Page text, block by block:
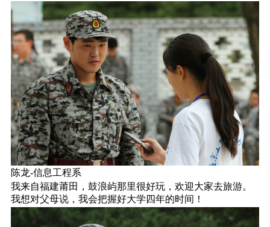
陈龙-信息工程系
我来自福建莆田，鼓浪屿那里很好玩，欢迎大家去旅游。
我想对父母说，我会把握好大学四年的时间！